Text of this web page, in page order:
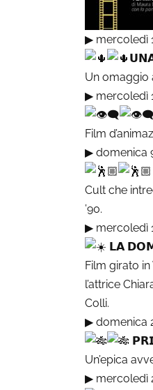
▶︎ mercoledì
Un omaggio
▶︎ mercoledì
Film
▶︎ domenica
Cult che
’90.
▶︎ mercoledì
𝗟𝗔
Film girato
l’attrice
Colli.
▶︎ domenica
Un’epica
▶︎ mercoledì